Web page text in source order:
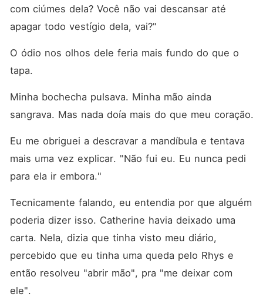
com ciúmes dela? Você não vai descansar até
apagar todo vestígio dela, vai?"
O ódio nos olhos dele feria mais fundo do que o
tapa.
Minha bochecha pulsava. Minha mão ainda
sangrava. Mas nada doía mais do que meu coração.
Eu me obriguei a descravar a mandíbula e tentava
mais uma vez explicar. "Não fui eu. Eu nunca pedi
para ela ir embora."
Tecnicamente falando, eu entendia por que alguém
poderia dizer isso. Catherine havia deixado uma
carta. Nela, dizia que tinha visto meu diário,
percebido que eu tinha uma queda pelo Rhys e
então resolveu "abrir mão", pra "me deixar com
ele".